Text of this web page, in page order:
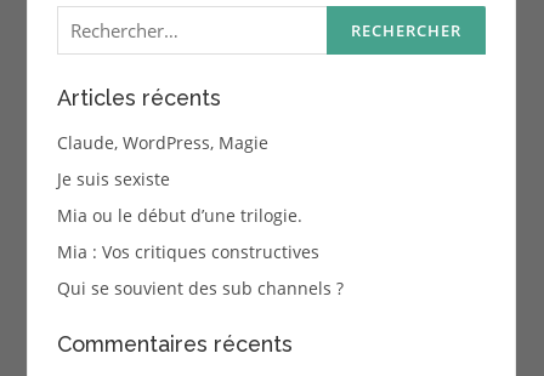
Rechercher :
Articles récents
Claude, WordPress, Magie
Je suis sexiste
Mia ou le début d’une trilogie.
Mia : Vos critiques constructives
Qui se souvient des sub channels ?
Commentaires récents